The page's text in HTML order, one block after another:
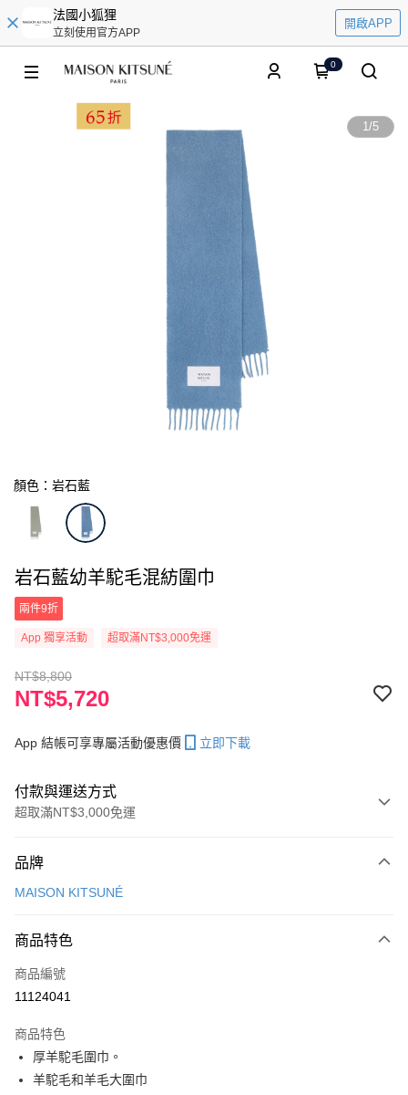
法國小狐狸
立刻使用官方APP
開啟APP
0
1/5
顏色：岩石藍
岩石藍幼羊駝毛混紡圍巾
兩件9折
App 獨享活動 超取滿NT$3,000免運
NT$8,800
NT$5,720
App 結帳可享專屬活動優惠價 立即下載
付款與運送方式
超取滿NT$3,000免運
信用卡一次付款
ATM付款
每筆NT$100，滿NT$3,000(含以上)免運費
付款後萊爾富取貨
品牌
MAISON KITSUNÉ
商品特色
商品編號
11124041
商品特色
厚羊駝毛圍巾。
羊駝毛和羊毛大圍巾